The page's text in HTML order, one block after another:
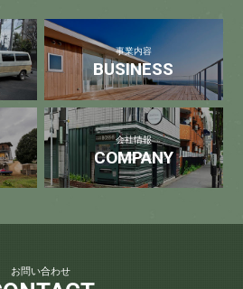
事業内容
BUSINESS
会社情報
COMPANY
お問い合わせ